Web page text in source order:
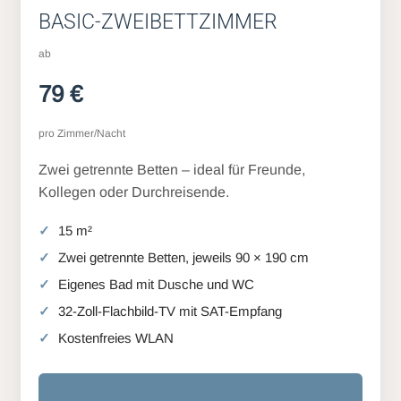
BASIC-ZWEIBETTZIMMER
ab
79 €
pro Zimmer/Nacht
Zwei getrennte Betten – ideal für Freunde,
Kollegen oder Durchreisende.
15 m²
Zwei getrennte Betten, jeweils 90 × 190 cm
Eigenes Bad mit Dusche und WC
32-Zoll-Flachbild-TV mit SAT-Empfang
Kostenfreies WLAN